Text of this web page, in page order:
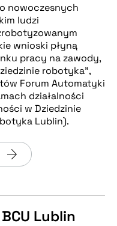
nowoczesnych
ludzi
wnioski płyną
pracy na zawody,
robotyka”,
Forum Automatyki
działalności
w Dziedzinie
Lublin).
Lublin